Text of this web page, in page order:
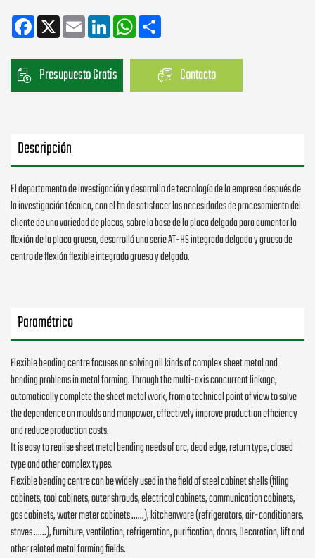
Facebook
X Email LinkedInWhatsApp
Presupuesto Gratis Contacto
Descripción
El departamento de investigación y desarrollo de tecnología de la empresa después de
la investigación técnica, con el fin de satisfacer las necesidades de procesamiento del
cliente de una variedad de placas, sobre la base de la placa delgada para aumentar la
flexión de la placa gruesa, desarrolló una serie AT-HS integrada delgada y gruesa de
centro de flexión flexible integrado grueso y delgado.
Paramétrico
Flexible bending centre focuses on solving all kinds of complex sheet metal and
bending problems in metal forming. Through the multi-axis concurrent linkage,
automatically complete the sheet metal work, from a technical point of view to solve
the dependence on moulds and manpower, effectively improve production efficiency
and reduce production costs.
It is easy to realise sheet metal bending needs of arc, dead edge, return type, closed
type and other complex types.
Flexible bending centre can be widely used in the field of steel cabinet shells (filing
cabinets, tool cabinets, outer shrouds, electrical cabinets, communication cabinets,
gas cabinets, water meter cabinets ......), kitchenware (refrigerators, air-conditioners,
stoves ......), furniture, ventilation, refrigeration, purification, doors, Decoration, lift and
other related metal forming fields.